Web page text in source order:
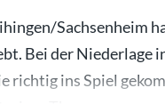
Sachsenheim
Bei der Niederlage
richtig ins Spiel